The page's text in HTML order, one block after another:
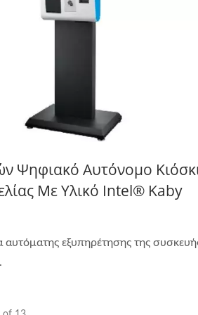
Ψηφιακό Αυτόνομο
Με Υλικό Intel® Kaby
αυτόματης εξυπηρέτησης της